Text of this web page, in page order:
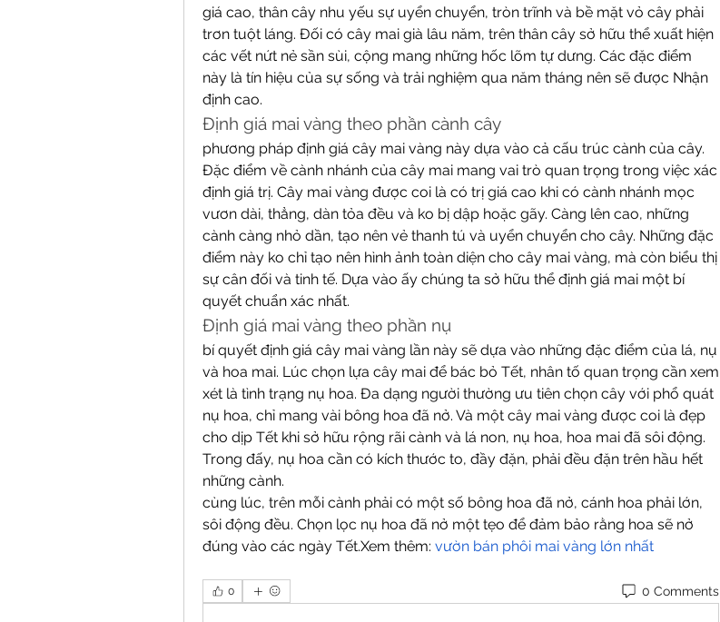
giá cao, thân cây nhu yếu sự uyển chuyển, tròn trĩnh và bề mặt vỏ cây phải
trơn tuột láng. Đối có cây mai già lâu năm, trên thân cây sở hữu thể xuất hiện
các vết nứt nẻ sần sùi, cộng mang những hốc lõm tự dưng. Các đặc điểm
này là tín hiệu của sự sống và trải nghiệm qua năm tháng nên sẽ được Nhận
định cao.
Định giá mai vàng theo phần cành cây
phương pháp định giá cây mai vàng này dựa vào cả cấu trúc cành của cây.
Đặc điểm về cành nhánh của cây mai mang vai trò quan trọng trong việc xác
định giá trị. Cây mai vàng được coi là có trị giá cao khi có cành nhánh mọc
vươn dài, thẳng, dàn tỏa đều và ko bị dập hoặc gãy. Càng lên cao, những
cành càng nhỏ dần, tạo nên vẻ thanh tú và uyển chuyển cho cây. Những đặc
điểm này ko chỉ tạo nên hình ảnh toàn diện cho cây mai vàng, mà còn biểu thị
sự cân đối và tinh tế. Dựa vào ấy chúng ta sở hữu thể định giá mai một bí
quyết chuẩn xác nhất.
Định giá mai vàng theo phần nụ
bí quyết định giá cây mai vàng lần này sẽ dựa vào những đặc điểm của lá, nụ
và hoa mai. Lúc chọn lựa cây mai để bác bỏ Tết, nhân tố quan trọng cần xem
xét là tình trạng nụ hoa. Đa dạng người thường ưu tiên chọn cây với phổ quát
nụ hoa, chỉ mang vài bông hoa đã nở. Và một cây mai vàng được coi là đẹp
cho dịp Tết khi sở hữu rộng rãi cành và lá non, nụ hoa, hoa mai đã sôi động.
Trong đấy, nụ hoa cần có kích thước to, đầy đặn, phải đều đặn trên hầu hết
những cành.
cùng lúc, trên mỗi cành phải có một số bông hoa đã nở, cánh hoa phải lớn,
sôi động đều. Chọn lọc nụ hoa đã nở một tẹo để đảm bảo rằng hoa sẽ nở
đúng vào các ngày Tết.Xem thêm: vườn bán phôi mai vàng lớn nhất
0 0 Comments